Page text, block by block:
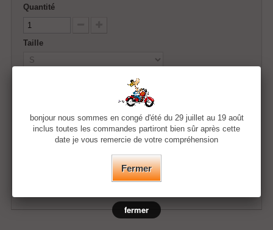
Quantité
Taille
Ajouter au panier
Ajouter à ma liste d'envies
bonjour nous sommes en congé d'été du 29 juillet au 19 août
inclus toutes les commandes partiront bien sûr après cette
date je vous remercie de votre compréhension
Fermer
fermer